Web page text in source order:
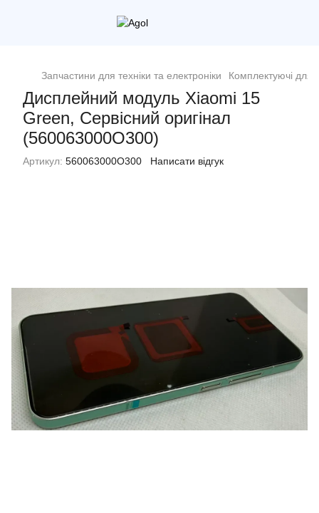
Запчастини для техніки та електроніки Комплектуючі для
Дисплейний модуль Xiaomi 15
Green, Сервісний оригінал
(560063000O300)
Артикул: 560063000O300 Написати відгук